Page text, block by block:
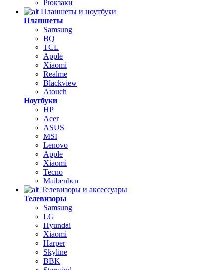
Рюкзаки
Планшеты и ноутбуки
Планшеты
Samsung
BQ
TCL
Apple
Xiaomi
Realme
Blackview
Atouch
Ноутбуки
HP
Acer
ASUS
MSI
Lenovo
Apple
Xiaomi
Tecno
Maibenben
Телевизоры и аксессуары
Телевизоры
Samsung
LG
Hyundai
Xiaomi
Harper
Skyline
BBK